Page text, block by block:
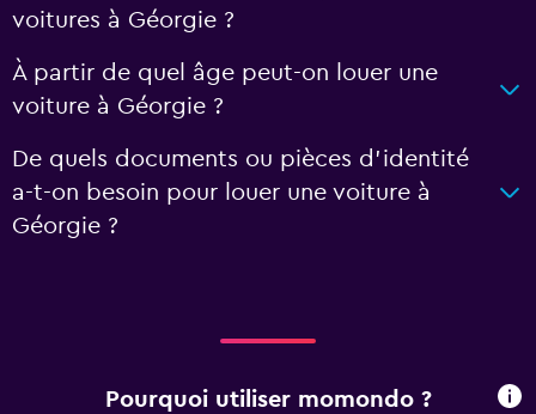
voitures à Géorgie ?
À partir de quel âge peut-on louer une
voiture à Géorgie ?
De quels documents ou pièces d'identité
a-t-on besoin pour louer une voiture à
Géorgie ?
Pourquoi utiliser momondo ?